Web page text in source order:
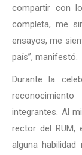
compartir con
completa, me
ensayos, me
país”, manifestó.
Durante la
integrantes. Al
rector del RUM,
alguna